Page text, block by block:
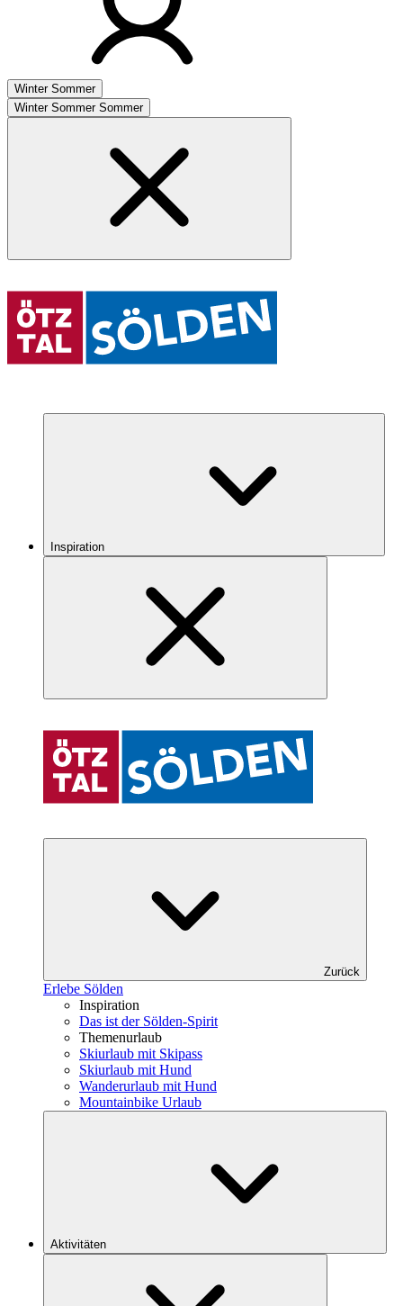
Winter Sommer
Winter Sommer Sommer
Inspiration
Zurück
Erlebe Sölden
Inspiration
Das ist der Sölden-Spirit
Themenurlaub
Skiurlaub mit Skipass
Skiurlaub mit Hund
Wanderurlaub mit Hund
Mountainbike Urlaub
Aktivitäten